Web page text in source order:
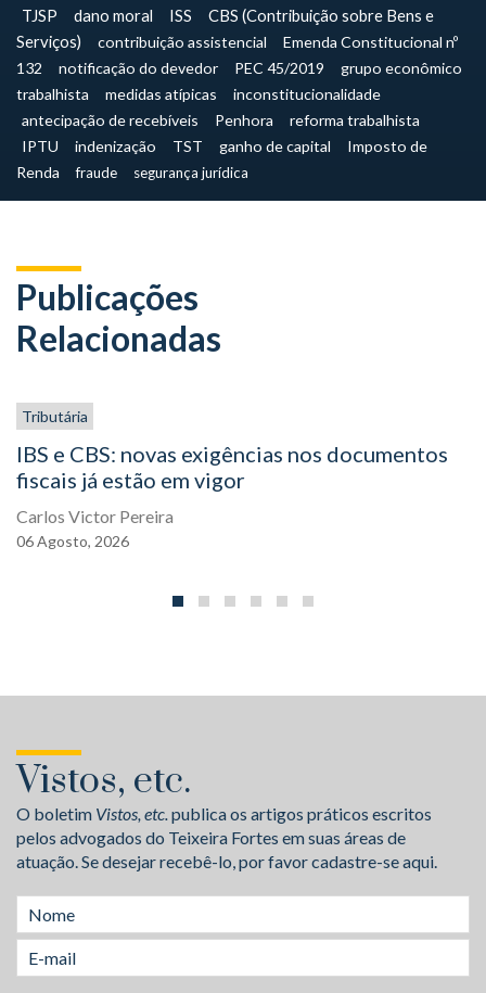
TJSP
dano moral ISS
CBS (Contribuição sobre Bens e
Serviços)
contribuição assistencial
Emenda Constitucional nº
132
notificação do devedor PEC 45/2019
grupo econômico
trabalhista
medidas atípicas
inconstitucionalidade
antecipação de recebíveis
Penhora
reforma trabalhista
IPTU
indenização TST ganho de capital
Imposto de
Renda
fraude segurança jurídica
Publicações
Relacionadas
Tributária
IBS e CBS: novas exigências nos documentos
fiscais já estão em vigor
Carlos Victor Pereira
06Agosto, 2026
Vistos, etc.
O boletim Vistos, etc.publica os artigos práticos escritos
pelos advogados do Teixeira Fortes em suas áreas de
atuação. Se desejar recebê-lo, por favor cadastre-se aqui.